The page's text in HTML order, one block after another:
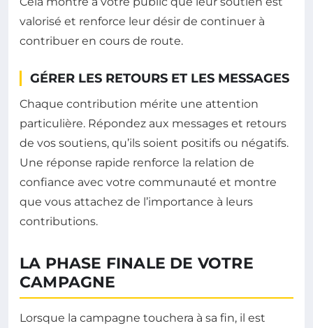
valorisé et renforce leur désir de continuer à
contribuer en cours de route.
GÉRER LES RETOURS ET LES MESSAGES
Chaque contribution mérite une attention
particulière. Répondez aux messages et retours
de vos soutiens, qu’ils soient positifs ou négatifs.
Une réponse rapide renforce la relation de
confiance avec votre communauté et montre
que vous attachez de l’importance à leurs
contributions.
LA PHASE FINALE DE VOTRE
CAMPAGNE
Lorsque la campagne touchera à sa fin, il est